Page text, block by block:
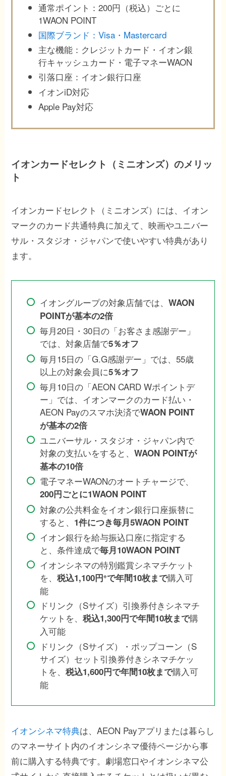
通常ポイント：200円（税込）ごとに
1WAON POINT
国際ブランド：Visa・Mastercard
主な機能：クレジットカード・イオン銀
行キャッシュカード・電子マネーWAON
引落口座：イオン銀行口座
イオンiD対応
Apple Pay対応
イオンカードセレクト（ミニオンズ）のメリッ
ト
イオンカードセレクト（ミニオンズ）には、イオン
マークのカード共通特典に加えて、映画やユニバー
サル・スタジオ・ジャパンで使いやすい特典があり
ます。
イオングループの対象店舗では、 WAON
POINTが基本の2倍
毎月20日・30日の「お客さま感謝デー」
では、対象店舗で5％オフ
毎月15日の「G.G感謝デー」では、55歳
以上の対象会員に5％オフ
毎月10日の「AEON CARD Wポイントデ
ー」では、イオンマークのカード払い・
AEON Payのスマホ決済でWAON POINT
が基本の2倍
ユニバーサル・スタジオ・ジャパン内で
対象の支払いをすると、 WAON POINTが
基本の10倍
電子マネーWAONのオートチャージで、
200円ごとに1WAON POINT
対象の公共料金をイオン銀行口座振替に
すると、 1件につき毎月5WAON POINT
イオン銀行を給与振込口座に指定する
と、条件達成で毎月10WAON POINT
イオンシネマの特別鑑賞シネマチケット
を、 税込1,100円※で年間10枚まで購入可
能
ドリンク（Sサイズ）引換券付きシネマチ
ケットを、 税込1,300円で年間10枚まで購
入可能
ドリンク（Sサイズ）・ポップコーン（S
サイズ）セット引換券付きシネマチケッ
トを、 税込1,600円で年間10枚まで購入可
能
イオンシネマ特典は、AEON Payアプリまたは暮らし
のマネーサイト内のイオンシネマ優待ページから事
前に購入する特典です。劇場窓口やイオンシネマ公